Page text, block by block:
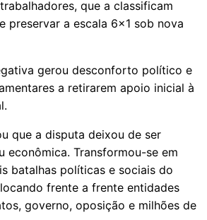
que a classificam
preservar a escala 6x1 sob nova
gerou desconforto político e
a retirarem apoio inicial à
que a disputa deixou de ser
econômica. Transformou-se em
batalhas políticas e sociais do
frente a frente entidades
governo, oposição e milhões de